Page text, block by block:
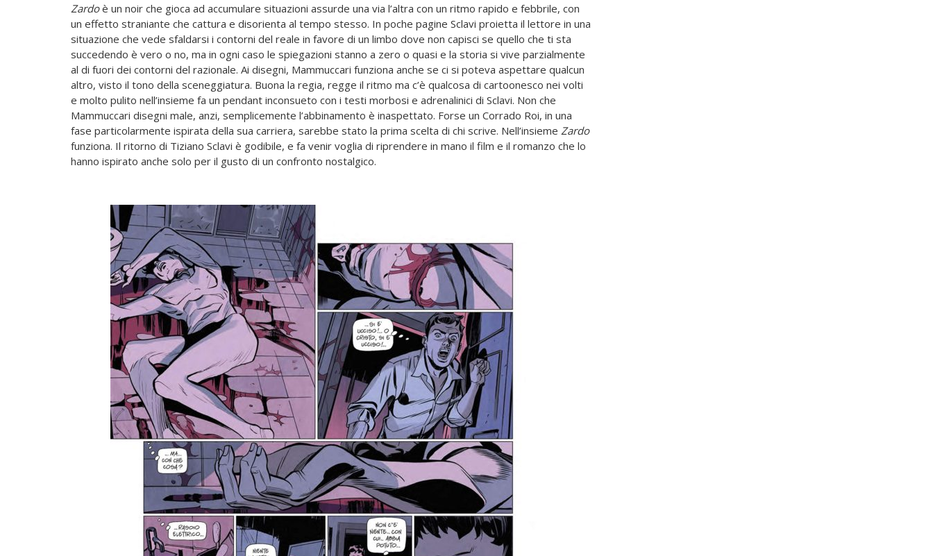
Zardoè un noir che gioca ad accumulare situazioni assurde una via l’altra con un ritmo rapido e febbrile, con
un effetto straniante che cattura e disorienta al tempo stesso. In poche pagine Sclavi proietta il lettore in una
situazione che vede sfaldarsi i contorni del reale in favore di un limbo dove non capisci se quello che ti sta
succedendo è vero o no, ma in ogni caso le spiegazioni stanno a zero o quasi e la storia si vive parzialmente
al di fuori dei contorni del razionale. Ai disegni, Mammuccari funziona anche se ci si poteva aspettare qualcun
altro, visto il tono della sceneggiatura. Buona la regia, regge il ritmo ma c’è qualcosa di cartoonesco nei volti
e molto pulito nell’insieme fa un pendant inconsueto con i testi morbosi e adrenalinici di Sclavi. Non che
Mammuccari disegni male, anzi, semplicemente l’abbinamento è inaspettato. Forse un Corrado Roi, in una
fase particolarmente ispirata della sua carriera, sarebbe stato la prima scelta di chi scrive. Nell’insieme Zardo
funziona. Il ritorno di Tiziano Sclavi è godibile, e fa venir voglia di riprendere in mano il film e il romanzo che lo
hanno ispirato anche solo per il gusto di un confronto nostalgico.